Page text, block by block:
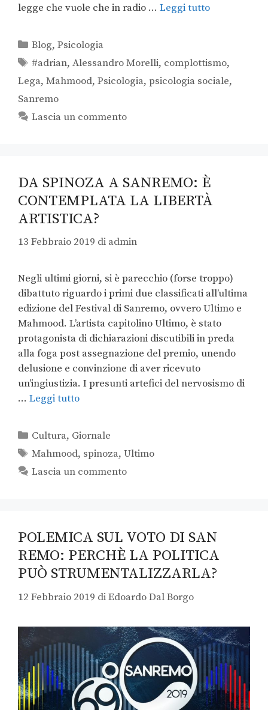
legge che vuole che in radio … Leggi tutto
Blog,Psicologia
#adrian,Alessandro Morelli, complottismo,
Lega, Mahmood, Psicologia, psicologia sociale,
Sanremo
Lascia un commento
DA SPINOZA A SANREMO: È
CONTEMPLATA LA LIBERTÀ
ARTISTICA?
13 Febbraio 2019 di admin
Negli ultimi giorni, si è parecchio (forse troppo)
dibattuto riguardo i primi due classificati all’ultima
edizione del Festival di Sanremo, ovvero Ultimo e
Mahmood. L’artista capitolino Ultimo, è stato
protagonista di dichiarazioni discutibili in preda
alla foga post assegnazione del premio, unendo
delusione e convinzione di aver ricevuto
un’ingiustizia. I presunti artefici del nervosismo di
… Leggi tutto
Cultura, Giornale
Mahmood, spinoza,Ultimo
Lascia un commento
POLEMICA SUL VOTO DI SAN
REMO: PERCHÈ LA POLITICA
PUÒ STRUMENTALIZZARLA?
12 Febbraio 2019 diEdoardo Dal Borgo